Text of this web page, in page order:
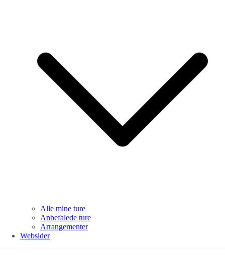
Alle mine ture
Anbefalede ture
Arrangementer
Websider